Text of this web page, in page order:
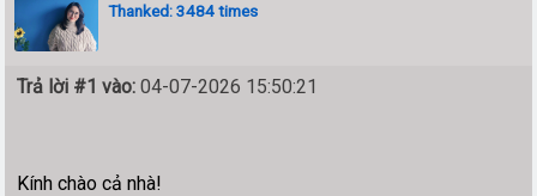
Thanked: 3484 times
Trả lời #1 vào: 04-07-2026 15:50:21
Kính chào cả nhà!